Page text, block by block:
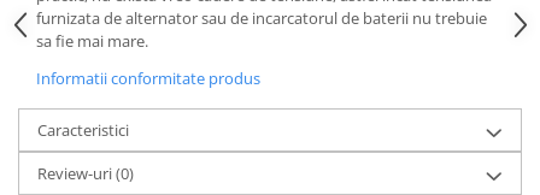
Incarcatoare solare MPPT
Incarcatoare solare PWM
Interfete si cabluri
Cabluri panouri fotovoltaice
Cabluri pentru echipamente
fotovoltaice
furnizata de alternator sau de incarcatorul de baterii nu trebuie
sa fie mai mare.
Informatii conformitate produs
Caracteristici
Review-uri(0)